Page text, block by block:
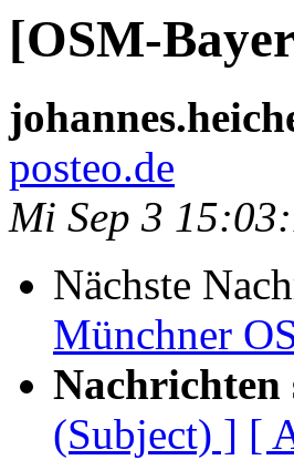
[OSM-
posteo.de
Mi Sep 3
Nächste
Münchner
(Subject) ] [